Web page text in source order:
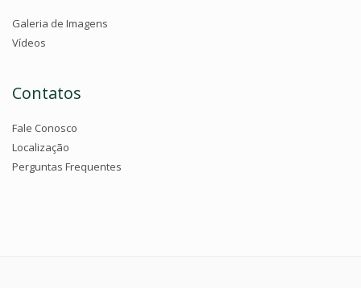
Galeria de Imagens
Vídeos
Contatos
Fale Conosco
Localização
Perguntas Frequentes